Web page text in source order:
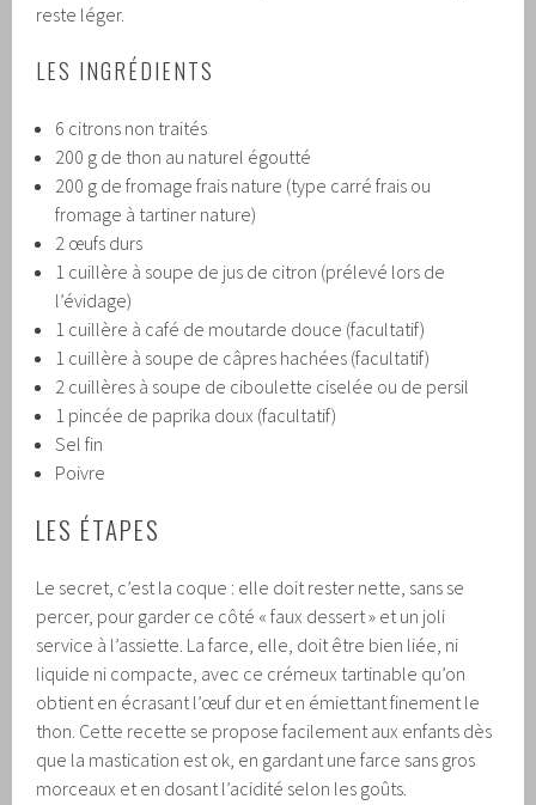
reste léger.
LES INGRÉDIENTS
6 citrons non traités
200 g de thon au naturel égoutté
200 g de fromage frais nature (type carré frais ou
fromage à tartiner nature)
2 œufs durs
1 cuillère à soupe de jus de citron (prélevé lors de
l’évidage)
1 cuillère à café de moutarde douce (facultatif)
1 cuillère à soupe de câpres hachées (facultatif)
2 cuillères à soupe de ciboulette ciselée ou de persil
1 pincée de paprika doux (facultatif)
Sel fin
Poivre
LES ÉTAPES
Le secret, c’est la coque : elle doit rester nette, sans se
percer, pour garder ce côté « faux dessert » et un joli
service à l’assiette. La farce, elle, doit être bien liée, ni
liquide ni compacte, avec ce crémeux tartinable qu’on
obtient en écrasant l’œuf dur et en émiettant finement le
thon. Cette recette se propose facilement aux enfants dès
que la mastication est ok, en gardant une farce sans gros
morceaux et en dosant l’acidité selon les goûts.